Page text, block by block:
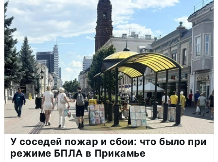
У соседей пожар и сбои: что было при
режиме БПЛА в Прикамье